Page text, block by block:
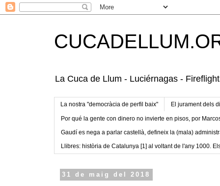
La Cuca de Llum - Luciérnagas -
La nostra "democràcia de perfil baix" El jurament dels
Por qué la gente con dinero no invierte en pisos, por
Gaudí es nega a parlar castellà, defineix la (mala)
Llibres: història de Catalunya [1] al voltant de l'any 1000.
31 de maig del 2018